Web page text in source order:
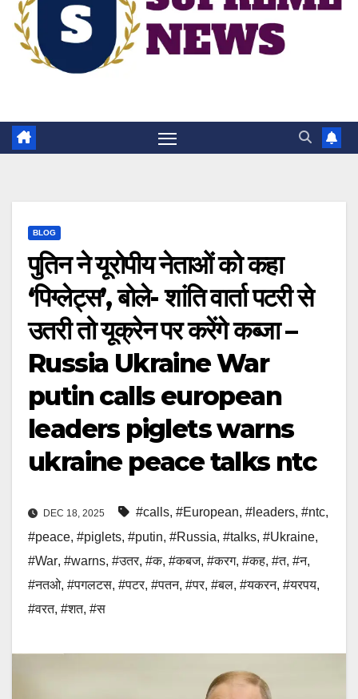
BLOG
पुतिन ने यूरोपीय नेताओं को कहा
‘पिग्लेट्स’, बोले- शांति वार्ता पटरी से
उतरी तो यूक्रेन पर करेंगे कब्जा –
Russia Ukraine War
putin calls european
leaders piglets warns
ukraine peace talks ntc
DEC 18, 2025 #calls, #European, #leaders, #ntc,
#peace, #piglets, #putin, #Russia, #talks, #Ukraine,
#War, #warns, #उतर, #क, #कबज, #करग, #कह, #त, #न,
#नतओ, #पगलटस, #पटर, #पतन, #पर, #बल, #यकरन, #यरपय,
#वरत, #शत, #स